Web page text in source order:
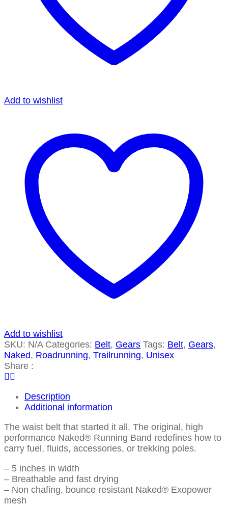
Add to wishlist
Add to wishlist
SKU: N/A Categories: Belt, Gears Tags: Belt, Gears,
Naked, Roadrunning, Trailrunning, Unisex
Share :
Description
Additional information
The waist belt that started it all. The original, high
performance Naked® Running Band redefines how to
carry fuel, fluids, accessories, or trekking poles.
– 5 inches in width
– Breathable and fast drying
– Non chafing, bounce resistant Naked® Exopower
mesh